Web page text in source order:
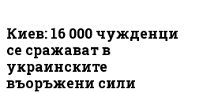
Киев: 16 000 чужденци
се сражават в
украинските
въоръжени сили